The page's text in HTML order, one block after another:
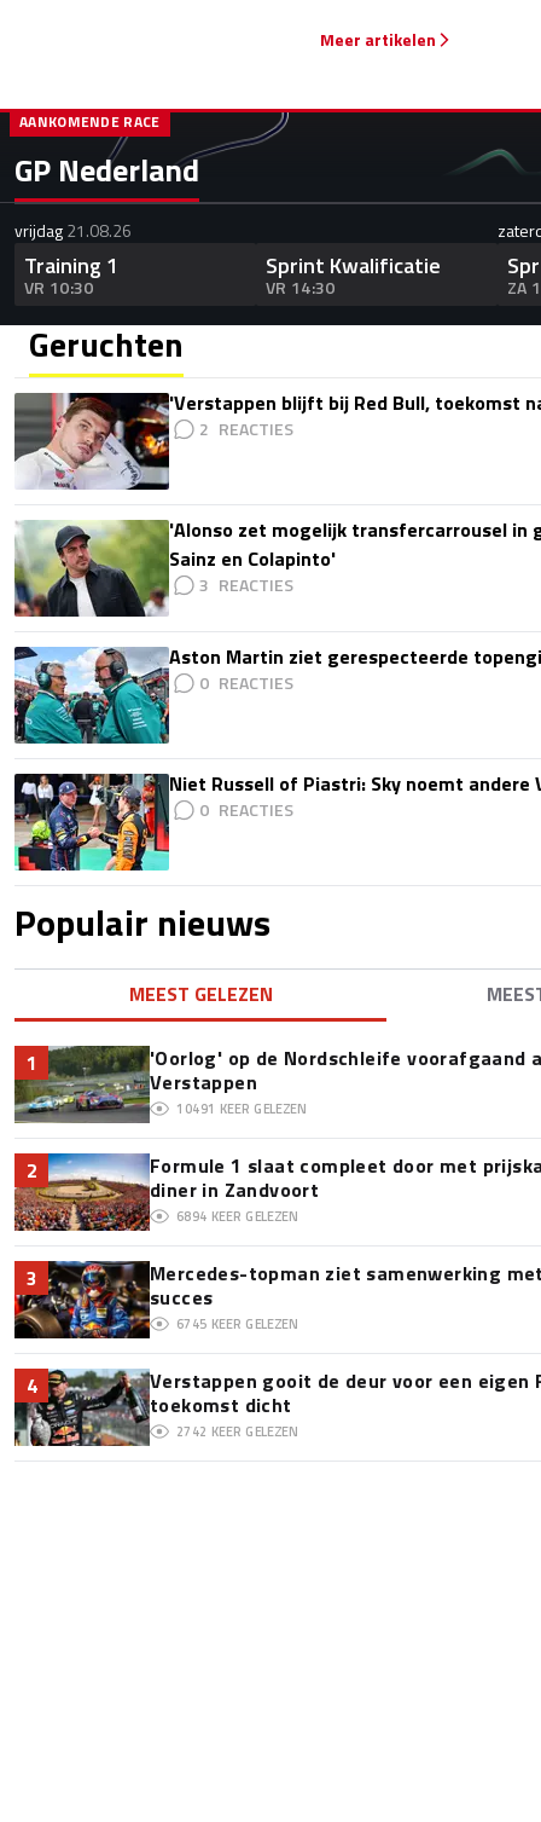
Meer artikelen
GP Nederland
AANKOMENDE RACE
vrijdag21.08.26
Training 1
VR 10:30
Sprint Kwalificatie
VR 14:30 ZA
Geruchten
'Verstappen blijft bij Red Bull, toekomst
2
'Alonso zet mogelijk transfercarrousel in
Sainz en Colapinto'
3
Aston Martin ziet gerespecteerde
0
Niet Russell of Piastri: Sky noemt
0
Populair nieuws
MEEST GELEZEN
1
'Oorlog' op de Nordschleife voorafgaand
Verstappen
10491 KEER GELEZEN
2
Formule 1 slaat compleet door met
diner in Zandvoort
6894 KEER GELEZEN
3
Mercedes-topman ziet samenwerking
succes
6745 KEER GELEZEN
4
Verstappen gooit de deur voor een eigen
toekomst dicht
2742 KEER GELEZEN